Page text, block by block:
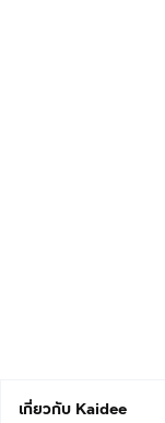
เกี่ยวกับ Kaidee